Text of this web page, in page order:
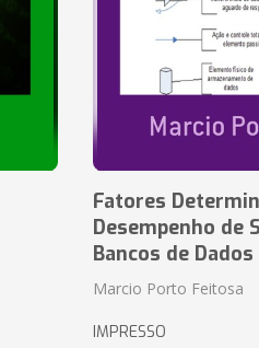
Fatores
Desempenho de
Bancos de Dados
Marcio Porto Feitosa
IMPRESSO